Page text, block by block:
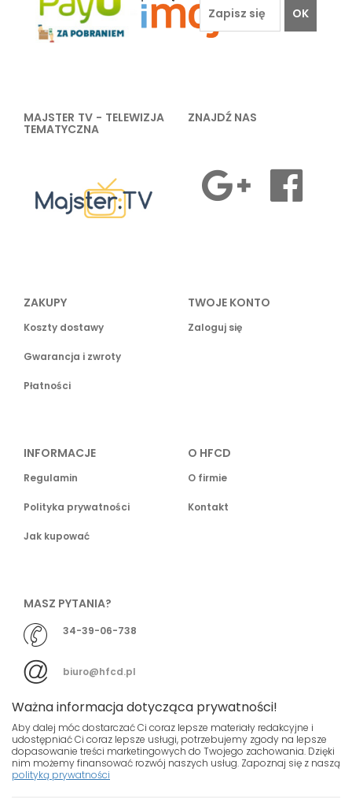
OK
MAJSTER TV - TELEWIZJA
TEMATYCZNA
ZNAJDŹ NAS
ZAKUPY
Koszty dostawy
Gwarancja i zwroty
Płatności
TWOJE KONTO
Zaloguj się
INFORMACJE
Regulamin
Polityka prywatności
Jak kupować
O HFCD
O firmie
Kontakt
MASZ PYTANIA?
34-39-06-738
biuro@hfcd.pl
© HFCD - HF Centrum Dystrybucyjne- Wszelkie prawa
Ważna informacja dotycząca prywatności!
Aby dalej móc dostarczać Ci coraz lepsze materiały redakcyjne i
udostępniać Ci coraz lepsze usługi, potrzebujemy zgody na lepsze
dopasowanie treści marketingowych do Twojego zachowania. Dzięki
nim możemy finansować rozwój naszych usług. Zapoznaj się z naszą
polityką prywatności